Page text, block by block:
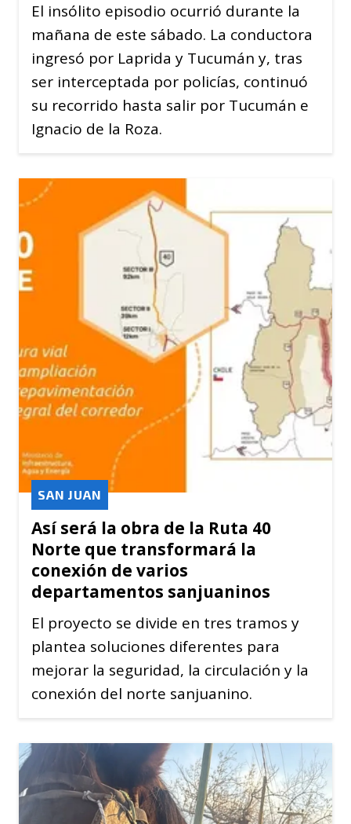
El insólito episodio ocurrió durante la
mañana de este sábado. La conductora
ingresó por Laprida y Tucumán y, tras
ser interceptada por policías, continuó
su recorrido hasta salir por Tucumán e
Ignacio de la Roza.
Así será la obra de la Ruta 40
Norte que transformará la
conexión de varios
departamentos sanjuaninos
SAN JUAN
El proyecto se divide en tres tramos y
plantea soluciones diferentes para
mejorar la seguridad, la circulación y la
conexión del norte sanjuanino.